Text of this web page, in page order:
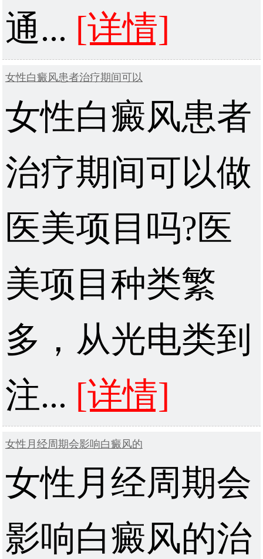
通... [详情]
女性白癜风患者治疗期间可以
女性白癜风患者
治疗期间可以做
医美项目吗?医
美项目种类繁
多，从光电类到
注... [详情]
女性月经周期会影响白癜风的
女性月经周期会
影响白癜风的治